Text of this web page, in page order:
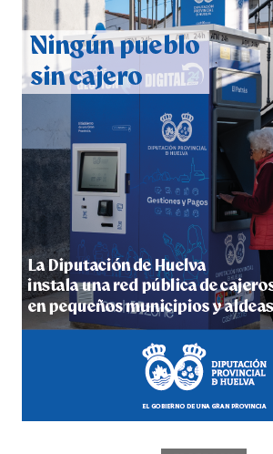
CUARTA CORRIDA DE LAS FIESTAS
2026
hace 5 días·Huelvatv
4º DÍA DE LAS FIESTAS
hace 5 días·Huelvatv